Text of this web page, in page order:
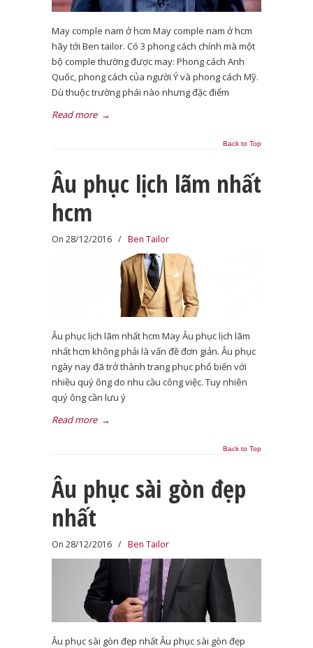
May comple nam ở hcm May comple nam ở hcm
hãy tới Ben tailor. Có 3 phong cách chính mà một
bộ comple thường được may: Phong cách Anh
Quốc, phong cách của người Ý và phong cách Mỹ.
Dù thuộc trường phái nào nhưng đặc điểm
Read more →
Back to Top
Âu phục lịch lãm nhất
hcm
On 28/12/2016 / Ben Tailor
Âu phục lịch lãm nhất hcm May Âu phục lịch lãm
nhất hcm không phải là vấn đề đơn giản. Âu phục
ngày nay đã trở thành trang phục phổ biến với
nhiều quý ông do nhu cầu công việc. Tuy nhiên
quý ông cần lưu ý
Read more →
Back to Top
Âu phục sài gòn đẹp
nhất
On 28/12/2016 / Ben Tailor
Âu phục sài gòn đẹp nhất Âu phục sài gòn đẹp